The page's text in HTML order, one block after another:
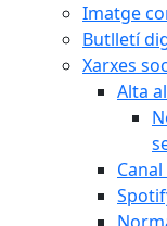
Imatge
Butlletí
Xarxes
Alta